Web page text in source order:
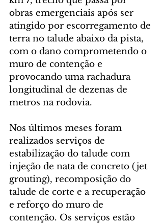
obras emergenciais após ser
atingido por escorregamento de
terra no talude abaixo da pista,
com o dano comprometendo o
muro de contenção e
provocando uma rachadura
longitudinal de dezenas de
metros na rodovia.
Nos últimos meses foram
realizados serviços de
estabilização do talude com
injeção de nata de concreto (jet
grouting), recomposição do
talude de corte e a recuperação
e reforço do muro de
contenção. Os serviços estão